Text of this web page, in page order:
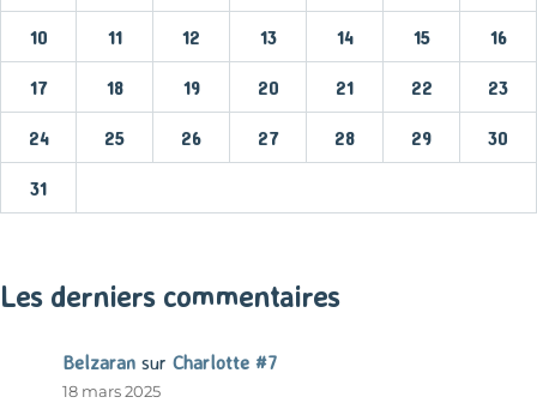
10 11 12 13 14 15 16
17 18 19 20 21 22 23
24 25 26 27 28 29 30
31
Les derniers commentaires
Belzaran sur Charlotte #7
18 mars 2025